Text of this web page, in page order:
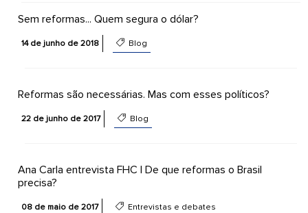
Sem reformas... Quem segura o dólar?
14 de junho de 2018 Blog
Reformas são necessárias. Mas com esses políticos?
22 de junho de 2017 Blog
Ana Carla entrevista FHC | De que reformas o Brasil
precisa?
08 de maio de 2017 Entrevistas e debates